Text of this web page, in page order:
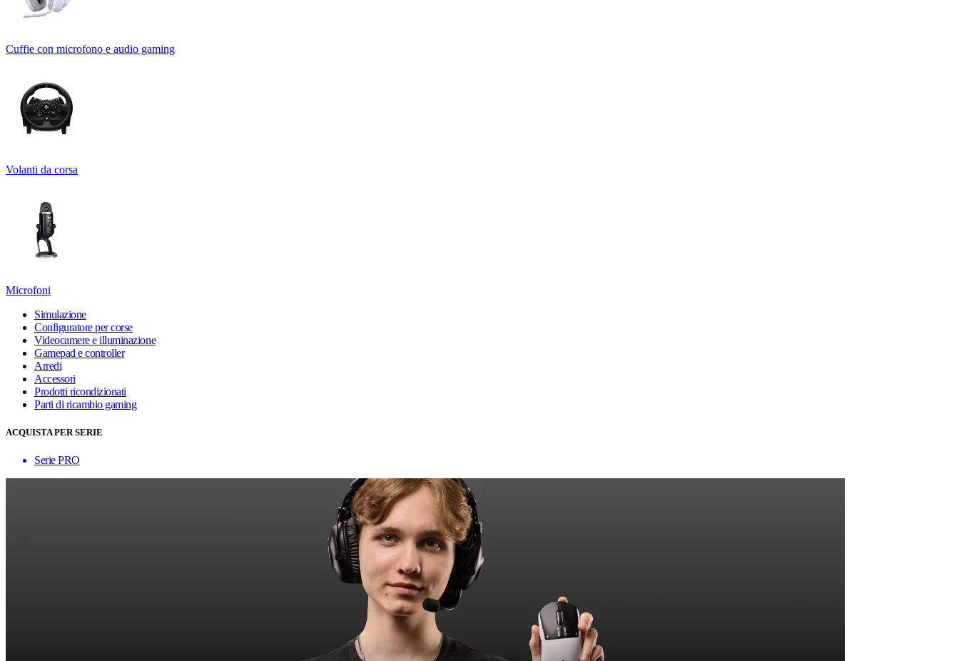
Cuffie con microfono e audio gaming
Volanti da corsa
Microfoni
Simulazione
Configuratore per corse
Videocamere e illuminazione
Gamepad e controller
Arredi
Accessori
Prodotti ricondizionati
Parti di ricambio gaming
ACQUISTA PER SERIE
Serie PRO